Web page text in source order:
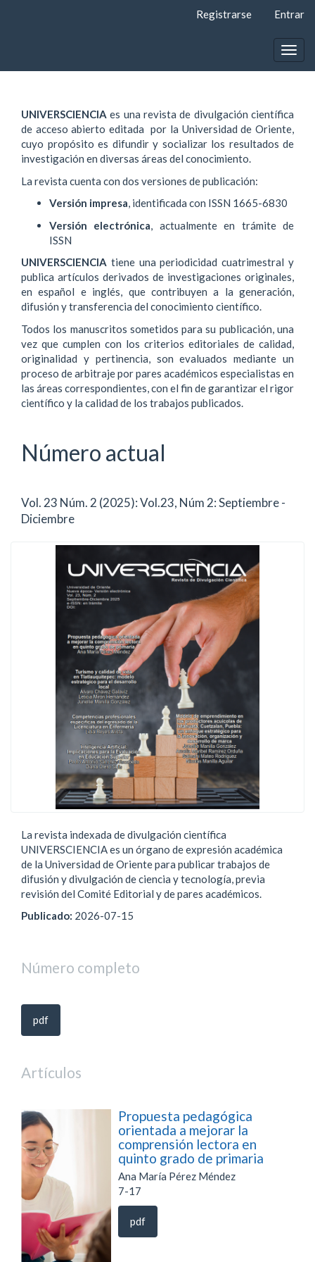
Registrarse Entrar
UNIVERSCIENCIA es una revista de divulgación científica
de acceso abierto editada por la Universidad de Oriente,
cuyo propósito es difundir y socializar los resultados de
investigación en diversas áreas del conocimiento.
La revista cuenta con dos versiones de publicación:
Versión impresa, identificada con ISSN 1665-6830
Versión electrónica , actualmente en trámite de
ISSN
UNIVERSCIENCIA tiene una periodicidad cuatrimestral y
publica artículos derivados de investigaciones originales,
en español e inglés, que contribuyen a la generación,
difusión y transferencia del conocimiento científico.
Todos los manuscritos sometidos para su publicación, una
vez que cumplen con los criterios editoriales de calidad,
originalidad y pertinencia, son evaluados mediante un
proceso de arbitraje por pares académicos especialistas en
las áreas correspondientes, con el fin de garantizar el rigor
científico y la calidad de los trabajos publicados.
Número actual
Vol. 23 Núm. 2 (2025): Vol.23, Núm 2: Septiembre -
Diciembre
La revista indexada de divulgación científica
UNIVERSCIENCIA es un órgano de expresión académica
de la Universidad de Oriente para publicar trabajos de
difusión y divulgación de ciencia y tecnología, previa
revisión del Comité Editorial y de pares académicos.
Publicado: 2026-07-15
Número completo
pdf
Artículos
Propuesta pedagógica
orientada a mejorar la
comprensión lectora en
quinto grado de primaria
Ana María Pérez Méndez
7-17
pdf